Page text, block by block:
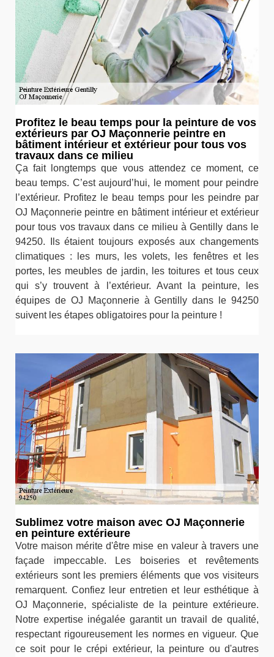
Profitez le beau temps pour la peinture de vos
extérieurs par OJ Maçonnerie peintre en
bâtiment intérieur et extérieur pour tous vos
travaux dans ce milieu
Ça fait longtemps que vous attendez ce moment, ce
beau temps. C’est aujourd’hui, le moment pour peindre
l’extérieur. Profitez le beau temps pour les peindre par
OJ Maçonnerie peintre en bâtiment intérieur et extérieur
pour tous vos travaux dans ce milieu à Gentilly dans le
94250. Ils étaient toujours exposés aux changements
climatiques : les murs, les volets, les fenêtres et les
portes, les meubles de jardin, les toitures et tous ceux
qui s’y trouvent à l’extérieur. Avant la peinture, les
équipes de OJ Maçonnerie à Gentilly dans le 94250
suivent les étapes obligatoires pour la peinture !
Sublimez votre maison avec OJ Maçonnerie
en peinture extérieure
Votre maison mérite d'être mise en valeur à travers une
façade impeccable. Les boiseries et revêtements
extérieurs sont les premiers éléments que vos visiteurs
remarquent. Confiez leur entretien et leur esthétique à
OJ Maçonnerie, spécialiste de la peinture extérieure.
Notre expertise inégalée garantit un travail de qualité,
respectant rigoureusement les normes en vigueur. Que
ce soit pour le crépi extérieur, la peinture ou d'autres